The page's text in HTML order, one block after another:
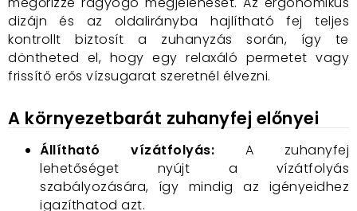
dizájn és az oldalirányba hajlítható fej teljes
kontrollt biztosít a zuhanyzás során, így te
döntheted el, hogy egy relaxáló permetet vagy
frissítő erős vízsugarat szeretnél élvezni.
A környezetbarát zuhanyfej előnyei
Állítható vízátfolyás: A zuhanyfej
lehetőséget nyújt a vízátfolyás
szabályozására, így mindig az igényeidhez
igazíthatod azt.